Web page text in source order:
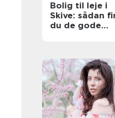
Bolig til leje i
Skive: sådan
du de gode